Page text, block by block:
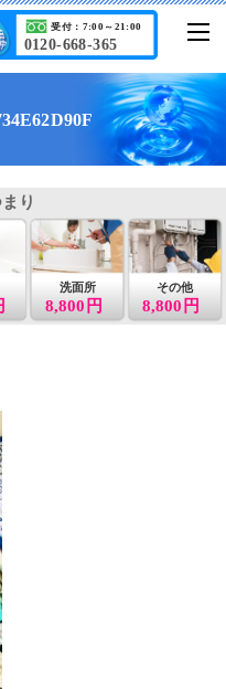
0120-668-365
受付：7:00～21:00
洗面所
8,800円
その他
8,800円
り